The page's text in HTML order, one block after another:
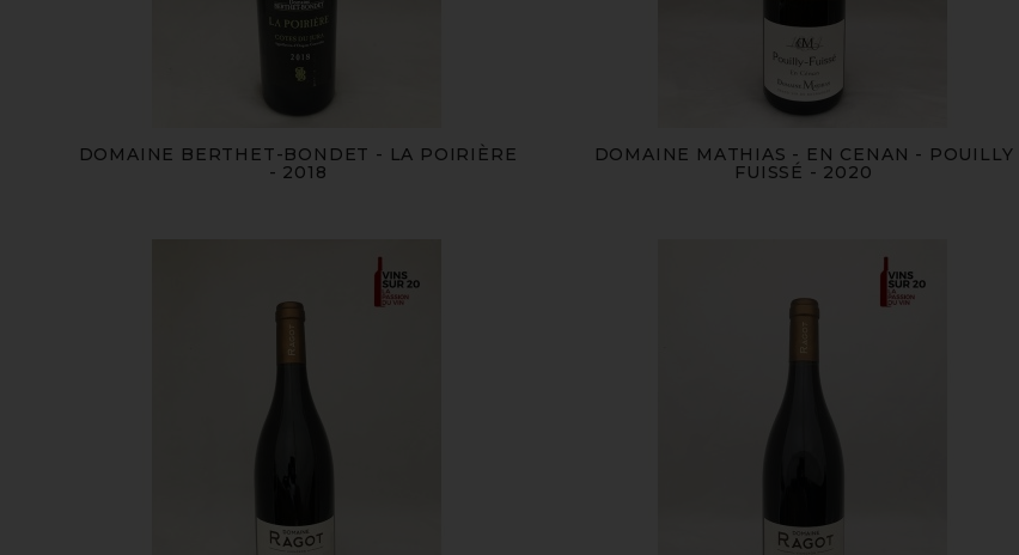
DOMAINE BERTHET-BONDET - LA POIRIÈRE
- 2018
DOMAINE MATHIAS - EN CENAN - POUILLY
FUISSÉ - 2020